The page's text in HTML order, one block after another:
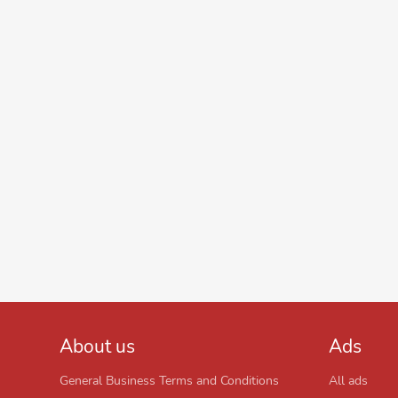
About us
General Business Terms and Conditions
Ads
All ads